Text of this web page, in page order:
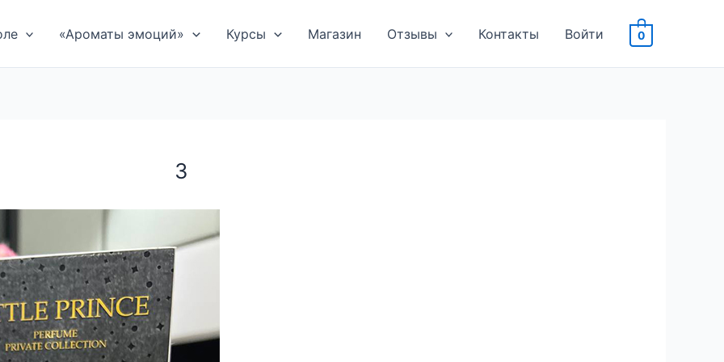
«Ароматы эмоций» Курсы Магазин Отзывы Контакты Войти 0
3